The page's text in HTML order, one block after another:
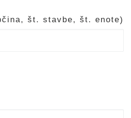
št. stavbe, št. enote)